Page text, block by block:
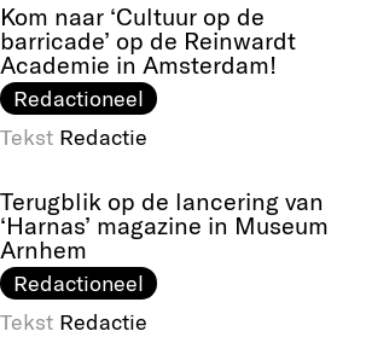
Kom naar ‘Cultuur op de
barricade’ op de Reinwardt
Academie in Amsterdam!
Redactioneel
Tekst Redactie
Terugblik op de lancering van
‘Harnas’ magazine in Museum
Arnhem
Redactioneel
Tekst Redactie